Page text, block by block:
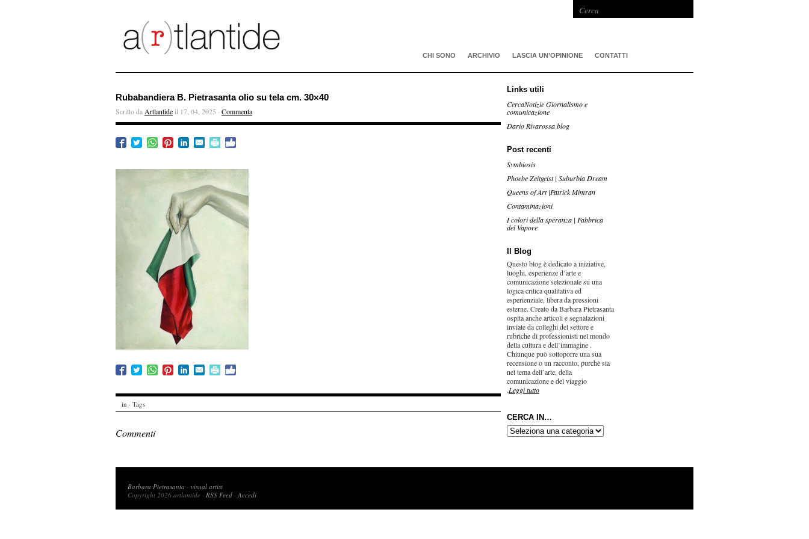
CHI SONO ARCHIVIO LASCIA UN’OPINIONE CONTATTI
Rubabandiera B. Pietrasanta olio su tela cm. 30×40
Scritto da Artlantideil 17, 04, 2025 · Commenta
in · Tags
Commenti
Links utili
CercaNotizie Giornalismo e
comunicazione
Dario Rivarossa blog
Post recenti
Symbiosis
Phoebe Zeitgeist | Suburbia Dream
Queens of Art |Patrick Mimran
Contaminazioni
I colori della speranza | Fabbrica
del Vapore
Il Blog
Questo blog è dedicato a iniziative,
luoghi, esperienze d’arte e
comunicazione selezionate su una
logica critica qualitativa ed
esperienziale, libera da pressioni
esterne. Creato da Barbara Pietrasanta
ospita anche articoli e segnalazioni
inviate da colleghi del settore e
rubriche di professionisti nel mondo
della cultura e dell’immagine .
Chiunque può sottoporre una sua
recensione o un racconto, purchè sia
nel tema dell’arte, della
comunicazione e del viaggio
.Leggi tutto
CERCA IN…
CERCA
IN…
Barbara Pietrasanta - visual artist
Copyright 2026 artlantide · RSS Feed ·Accedi